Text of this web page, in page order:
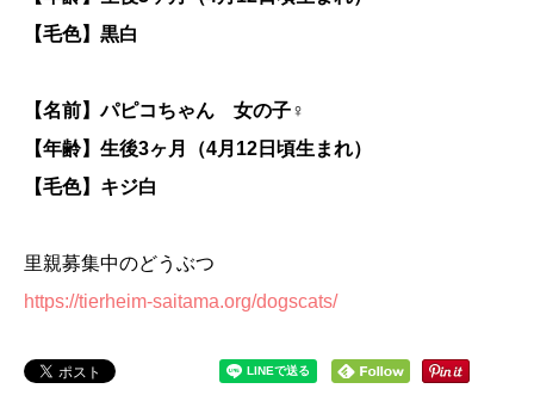
【毛色】黒白
【名前】パピコちゃん 女の子♀
【年齢】生後3ヶ月（4月12日頃生まれ）
【毛色】キジ白
里親募集中のどうぶつ
https://tierheim-saitama.org/dogscats/